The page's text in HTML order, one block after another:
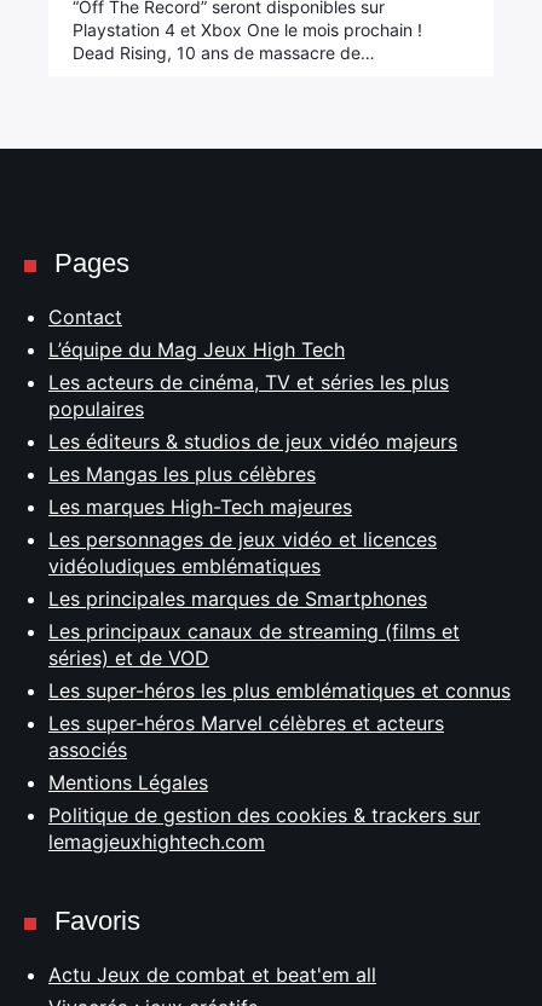
“Off The Record” seront disponibles sur
Playstation 4 et Xbox One le mois prochain !
Dead Rising, 10 ans de massacre de…
Pages
Contact
L’équipe du Mag Jeux High Tech
Les acteurs de cinéma, TV et séries les plus
populaires
Les éditeurs & studios de jeux vidéo majeurs
Les Mangas les plus célèbres
Les marques High-Tech majeures
Les personnages de jeux vidéo et licences
vidéoludiques emblématiques
Les principales marques de Smartphones
Les principaux canaux de streaming (films et
séries) et de VOD
Les super-héros les plus emblématiques et connus
Les super-héros Marvel célèbres et acteurs
associés
Mentions Légales
Politique de gestion des cookies & trackers sur
lemagjeuxhightech.com
Favoris
Actu Jeux de combat et beat'em all